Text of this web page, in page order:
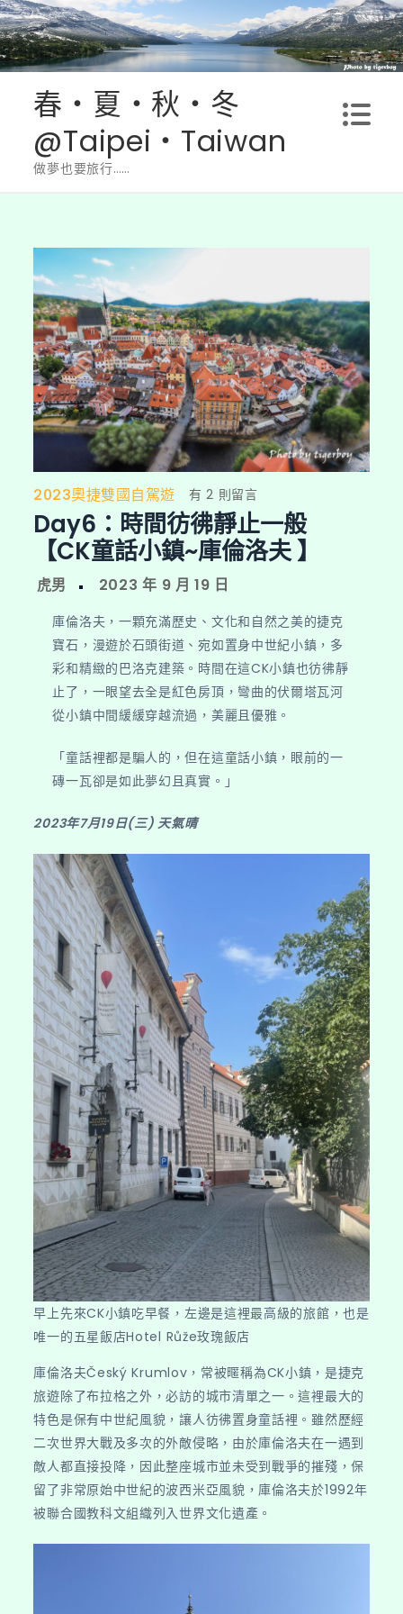
Skip
to
content
春‧夏‧秋‧冬
@Taipei‧Taiwan
做夢也要旅行……
2023奧捷雙國自駕遊
在
〈Day6：
時
間
彷
靜
止
般
【CK
童
話
鎮
中
有 2 則留言
Day6：時間彷彿靜止一般
【CK童話小鎮~庫倫洛夫 】
庫倫洛夫，一顆充滿歷史、文化和自然之美的捷克
寶石，漫遊於石頭街道、宛如置身中世紀小鎮，多
彩和精緻的巴洛克建築。時間在這CK小鎮也彷彿靜
止了，一眼望去全是紅色房頂，彎曲的伏爾塔瓦河
從小鎮中間緩緩穿越流過，美麗且優雅。
「童話裡都是騙人的，但在這童話小鎮，眼前的一
磚一瓦卻是如此夢幻且真實。」
2023年7月19日(三) 天氣晴
早上先來CK小鎮吃早餐，左邊是這裡最高級的旅館，也是
唯一的五星飯店Hotel Růže玫瑰飯店
庫倫洛夫Český Krumlov，常被暱稱為CK小鎮，是捷克
旅遊除了布拉格之外，必訪的城市清單之一。這裡最大的
特色是保有中世紀風貌，讓人彷彿置身童話裡。雖然歷經
二次世界大戰及多次的外敵侵略，由於庫倫洛夫在一遇到
敵人都直接投降，因此整座城市並未受到戰爭的摧殘，保
留了非常原始中世紀的波西米亞風貌，庫倫洛夫於1992年
被聯合國教科文組織列入世界文化遺產。